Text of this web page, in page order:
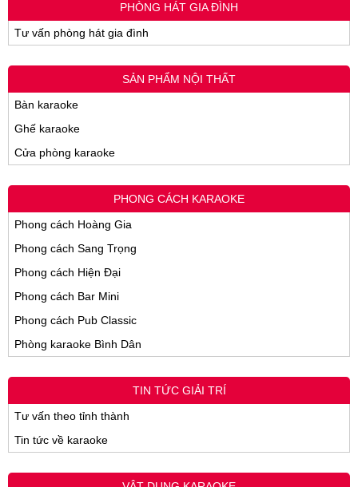
PHÒNG HÁT GIA ĐÌNH
Tư vấn phòng hát gia đình
SẢN PHẨM NỘI THẤT
Bàn karaoke
Ghế karaoke
Cửa phòng karaoke
PHONG CÁCH KARAOKE
Phong cách Hoàng Gia
Phong cách Sang Trọng
Phong cách Hiện Đại
Phong cách Bar Mini
Phong cách Pub Classic
Phòng karaoke Bình Dân
TIN TỨC GIẢI TRÍ
Tư vấn theo tỉnh thành
Tin tức về karaoke